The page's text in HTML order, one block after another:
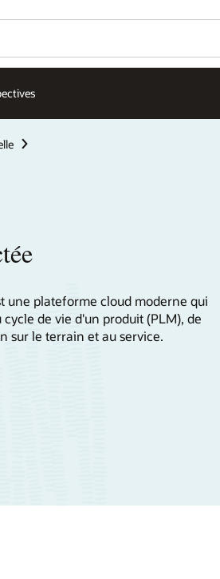
une plateforme cloud moderne qui
de vie d'un produit (PLM), de
sur le terrain et au service.